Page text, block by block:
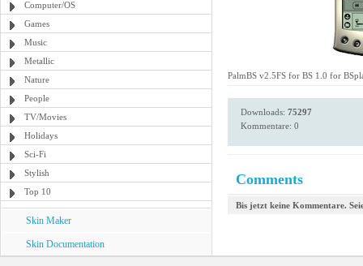
Computer/OS
Games
Music
Metallic
Nature
People
TV/Movies
Holidays
Sci-Fi
Stylish
Top 10
Skin Maker
Skin Documentation
PalmBS v2.5FS for BS 1.0 for
Downloads: 75297
Kommentare: 0
Comments
Bis jetzt keine Kommentare.